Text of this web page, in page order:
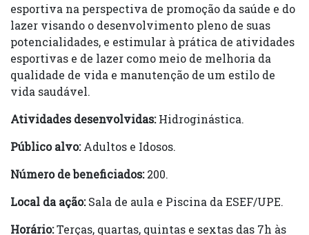
esportiva na perspectiva de promoção da saúde e do
lazer visando o desenvolvimento pleno de suas
potencialidades, e estimular à prática de atividades
esportivas e de lazer como meio de melhoria da
qualidade de vida e manutenção de um estilo de
vida saudável.
Atividades desenvolvidas:Hidroginástica.
Público alvo:Adultos e Idosos.
Número de beneficiados:200.
Local da ação:Sala de aula e Piscina da ESEF/UPE.
Horário:Terças, quartas, quintas e sextas das 7h às